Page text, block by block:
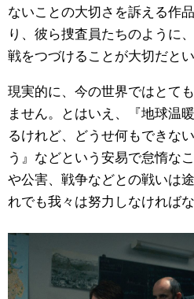
ないことの大切さを訴える作
り、彼ら捜査員たちのように
戦をつづけることが大切だとい
現実的に、今の世界ではとて
ません。とはいえ、『地球温
るけれど、どうせ何もできな
う』などという安易で怠惰な
や公害、戦争などとの戦いは
れでも我々は努力しなければ